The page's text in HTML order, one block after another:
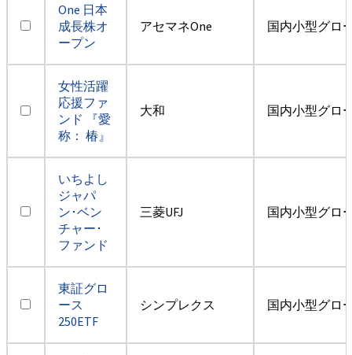
One 日本
成長株オ
ープン
アセマネOne 国内小型グロ
女性活躍
応援ファ
ンド 『愛
称： 椿』
大和 国内小型グロ
いちよし
ジャパ
ン･ベン
チャー･
ファンド
三菱UFJ 国内小型グロ
東証グロ
ース
250ETF
シンプレクス 国内小型グロ